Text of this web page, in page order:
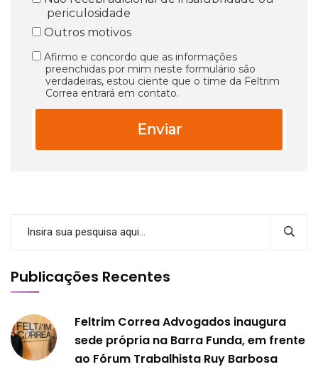
periculosidade
Outros motivos
Afirmo e concordo que as informações
preenchidas por mim neste formulário são
verdadeiras, estou ciente que o time da Feltrim
Correa entrará em contato.
Enviar
Publicações Recentes
Feltrim Correa Advogados inaugura
sede própria na Barra Funda, em frente
ao Fórum Trabalhista Ruy Barbosa